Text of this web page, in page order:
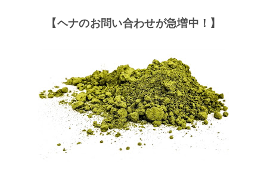
【ヘナのお問い合わせが急増中！】